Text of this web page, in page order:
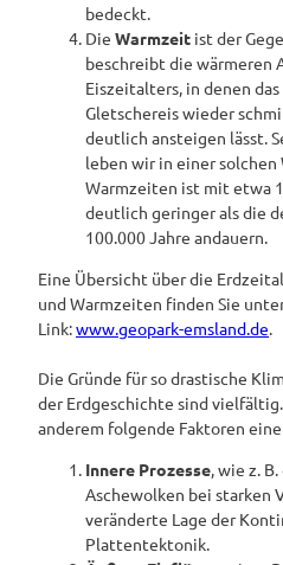
bedeckt.
Die Warmzeit ist der
beschreibt die wärmeren
Eiszeitalters, in denen
Gletschereis wieder
deutlich ansteigen lässt.
leben wir in einer
Warmzeiten ist mit etwa
deutlich geringer als die
100.000 Jahre andauern.
Eine Übersicht über die
und Warmzeiten finden Sie
Link:www.geopark-emsland.de.
Die Gründe für so drastische
der Erdgeschichte sind
anderem folgende Faktoren
Innere Prozesse, wie z.
Aschewolken bei starken
veränderte Lage der
Plattentektonik.